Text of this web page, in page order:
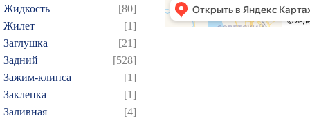
Жидкость
[80]
Жилет
[1]
Заглушка
[21]
Задний
[528]
Зажим-клипса
[1]
Заклепка
[1]
Заливная
[4]